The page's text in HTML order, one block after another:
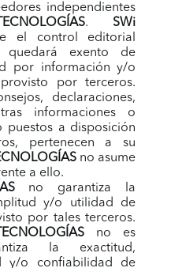
independientes
. SWi
el control editorial
exento de
por información y/o
por terceros.
declaraciones,
informaciones o
puestos a disposición
pertenecen a su
no asume
a ello.
no garantiza la
y/o utilidad de
por tales terceros.
no es
la exactitud,
y/o confiabilidad de